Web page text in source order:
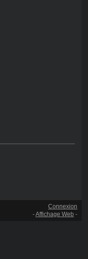
Connexion
-Affichage Web -